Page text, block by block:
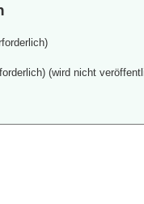
(wird nicht